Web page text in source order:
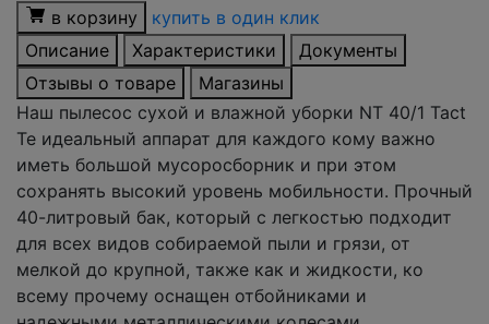
в корзину
купить в один клик
Описание
Характеристики
Документы
Отзывы о товаре
Магазины
Наш пылесос сухой и влажной уборки NT 40/1 Tact
Te идеальный аппарат для каждого кому важно
иметь большой мусоросборник и при этом
сохранять высокий уровень мобильности. Прочный
40-литровый бак, который с легкостью подходит
для всех видов собираемой пыли и грязи, от
мелкой до крупной, также как и жидкости, ко
всему прочему оснащен отбойниками и